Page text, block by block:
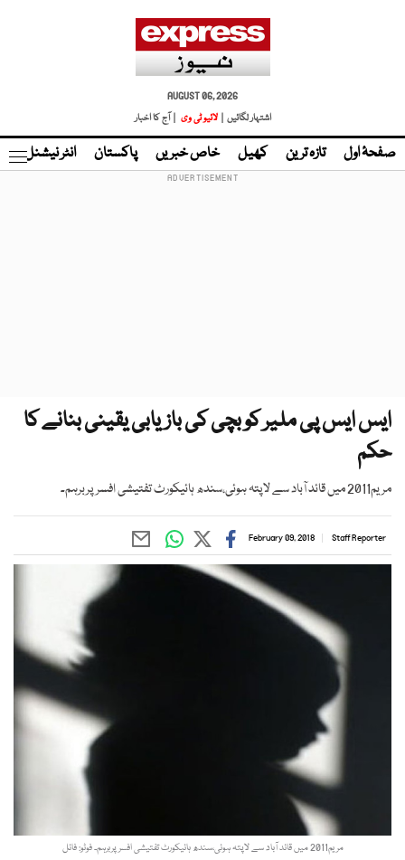
AUGUST 06, 2026
اشتہار لگائیں |
لائیو ٹی وی | آج کا اخبار
صفحۂ اول تازہ ترین کھیل خاص خبریں پاکستان انٹر نیشنل
ایس ایس پی ملیر کو بچی کی بازیابی یقینی بنانے کا
حکم
مریم2011 میں قائد آباد سے لاپتہ ہوئی،سندھ ہائیکورٹ تفتیشی افسر پربرہم۔
Staff Reporter
February 09, 2018
مریم2011 میں قائد آباد سے لاپتہ ہوئی،سندھ ہائیکورٹ تفتیشی افسر پربرہم۔ فوٹو: فائل